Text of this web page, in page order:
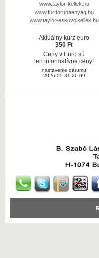
www.taylor-kellek.hu
www.furdoruhaanyag.hu
www.taylor-eskuvoikellek.hu
Aktuálny kurz euro
350 Ft
Ceny v Euro sú
len informatívne ceny!
nastavenie dátumu
2026.05.31 20:09